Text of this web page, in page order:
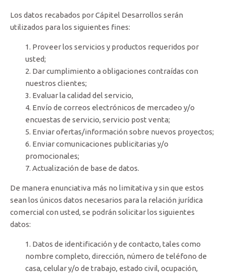
Los datos recabados por Cápitel Desarrollos serán
utilizados para los siguientes fines:
Proveer los servicios y productos requeridos por
usted;
Dar cumplimiento a obligaciones contraídas con
nuestros clientes;
Evaluar la calidad del servicio,
Envío de correos electrónicos de mercadeo y/o
encuestas de servicio, servicio post venta;
Enviar ofertas/información sobre nuevos proyectos;
Enviar comunicaciones publicitarias y/o
promocionales;
Actualización de base de datos.
De manera enunciativa más no limitativa y sin que estos
sean los únicos datos necesarios para la relación jurídica
comercial con usted, se podrán solicitar los siguientes
datos:
Datos de identificación y de contacto, tales como
nombre completo, dirección, número de teléfono de
casa, celular y/o de trabajo, estado civil, ocupación,